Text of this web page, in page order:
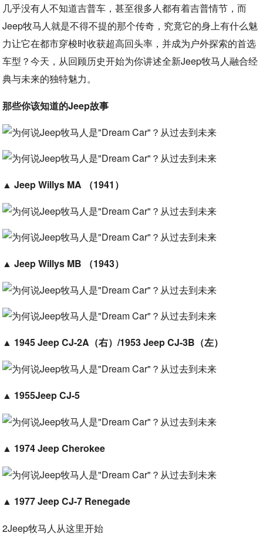
几乎没有人不知道吉普车，甚至很多人都有着吉普情节，而
Jeep牧马人就是不得不提的那个传奇，究竟它的身上有什么魅
力让它在都市穿梭时收获超高回头率，并成为户外探索的首选
车型？今天，从回顾历史开始为你讲述全新Jeep牧马人融合经
典与未来的独特魅力。
那些你该知道的Jeep故事
▲Jeep Willys MA （1941）
▲Jeep Willys MB （1943）
▲ 1945 Jeep CJ-2A（右）/1953 Jeep CJ-3B（左）
▲ 1955Jeep CJ-5
▲ 1974 Jeep Cherokee
▲ 1977 Jeep CJ-7 Renegade
2Jeep牧马人从这里开始